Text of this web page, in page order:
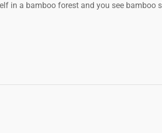
in a bamboo forest and you see bamboo